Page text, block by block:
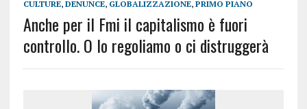
CULTURE, DENUNCE, GLOBALIZZAZIONE, PRIMO PIANO
Anche per il Fmi il capitalismo è fuori
controllo. O lo regoliamo o ci distruggerà